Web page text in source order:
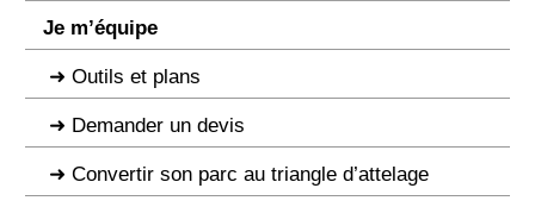
Je m’équipe
Outils et plans
Demander un devis
Convertir son parc au triangle d’attelage